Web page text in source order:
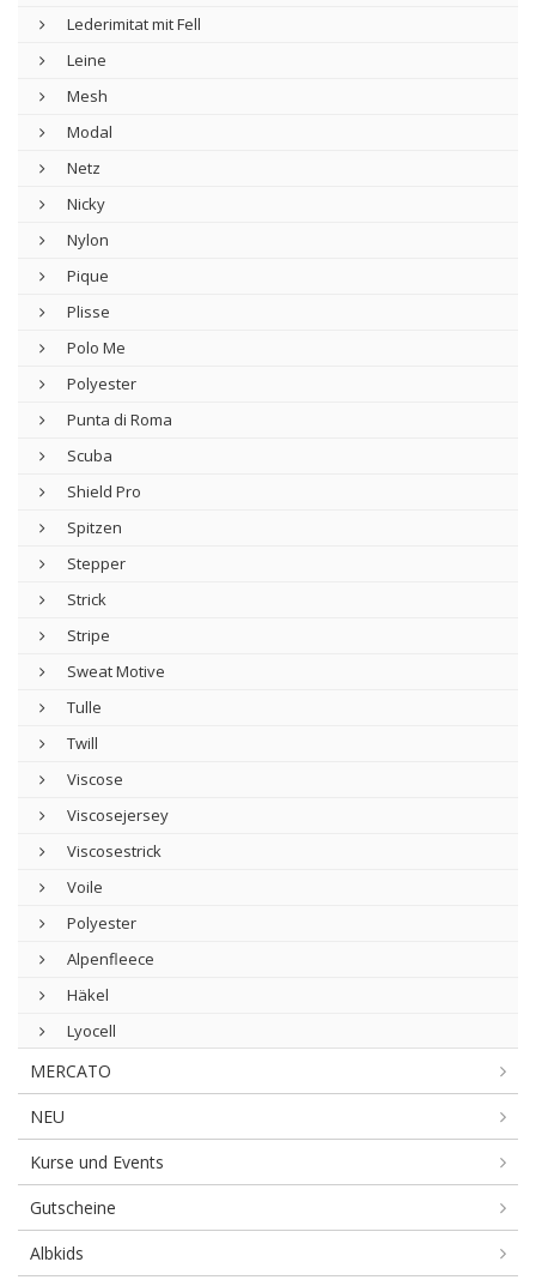
Lederimitat mit Fell
Leine
Mesh
Modal
Netz
Nicky
Nylon
Pique
Plisse
Polo Me
Polyester
Punta di Roma
Scuba
Shield Pro
Spitzen
Stepper
Strick
Stripe
Sweat Motive
Tulle
Twill
Viscose
Viscosejersey
Viscosestrick
Voile
Polyester
Alpenfleece
Häkel
Lyocell
MERCATO
NEU
Kurse und Events
Gutscheine
Albkids